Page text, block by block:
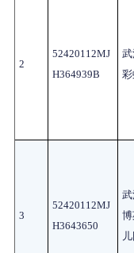
2
52420112MJ
H364939B
彩
3
52420112MJ
H3643650